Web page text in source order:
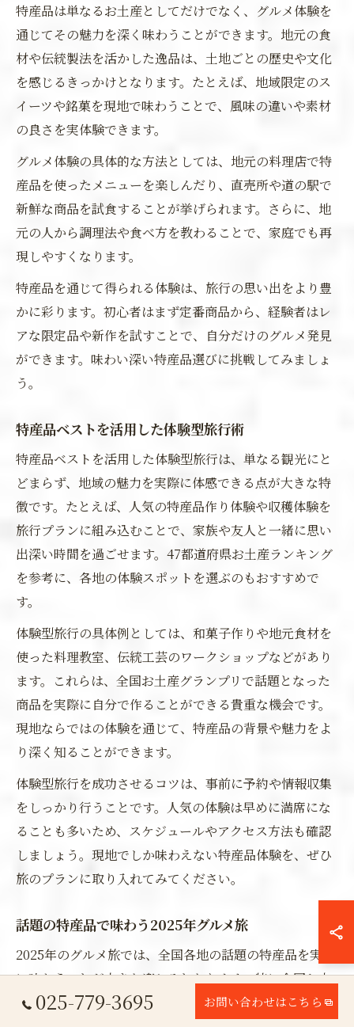
特産品は単なるお土産としてだけでなく、グルメ体験を
通じてその魅力を深く味わうことができます。地元の食
材や伝統製法を活かした逸品は、土地ごとの歴史や文化
を感じるきっかけとなります。たとえば、地域限定のス
イーツや銘菓を現地で味わうことで、風味の違いや素材
の良さを実体験できます。
グルメ体験の具体的な方法としては、地元の料理店で特
産品を使ったメニューを楽しんだり、直売所や道の駅で
新鮮な商品を試食することが挙げられます。さらに、地
元の人から調理法や食べ方を教わることで、家庭でも再
現しやすくなります。
特産品を通じて得られる体験は、旅行の思い出をより豊
かに彩ります。初心者はまず定番商品から、経験者はレ
アな限定品や新作を試すことで、自分だけのグルメ発見
ができます。味わい深い特産品選びに挑戦してみましょ
う。
特産品ベストを活用した体験型旅行術
特産品ベストを活用した体験型旅行は、単なる観光にと
どまらず、地域の魅力を実際に体感できる点が大きな特
徴です。たとえば、人気の特産品作り体験や収穫体験を
旅行プランに組み込むことで、家族や友人と一緒に思い
出深い時間を過ごせます。47都道府県お土産ランキング
を参考に、各地の体験スポットを選ぶのもおすすめで
す。
体験型旅行の具体例としては、和菓子作りや地元食材を
使った料理教室、伝統工芸のワークショップなどがあり
ます。これらは、全国お土産グランプリで話題となった
商品を実際に自分で作ることができる貴重な機会です。
現地ならではの体験を通じて、特産品の背景や魅力をよ
り深く知ることができます。
体験型旅行を成功させるコツは、事前に予約や情報収集
をしっかり行うことです。人気の体験は早めに満席にな
ることも多いため、スケジュールやアクセス方法も確認
しましょう。現地でしか味わえない特産品体験を、ぜひ
旅のプランに取り入れてみてください。
話題の特産品で味わう2025年グルメ旅
2025年のグルメ旅では、全国各地の話題の特産品を実際
に味わうことが大きな楽しみとなります。特に全国お土
産売上ランキングや都道府県特産品ランキングで注目さ
025-779-3695 お問い合わせはこちら